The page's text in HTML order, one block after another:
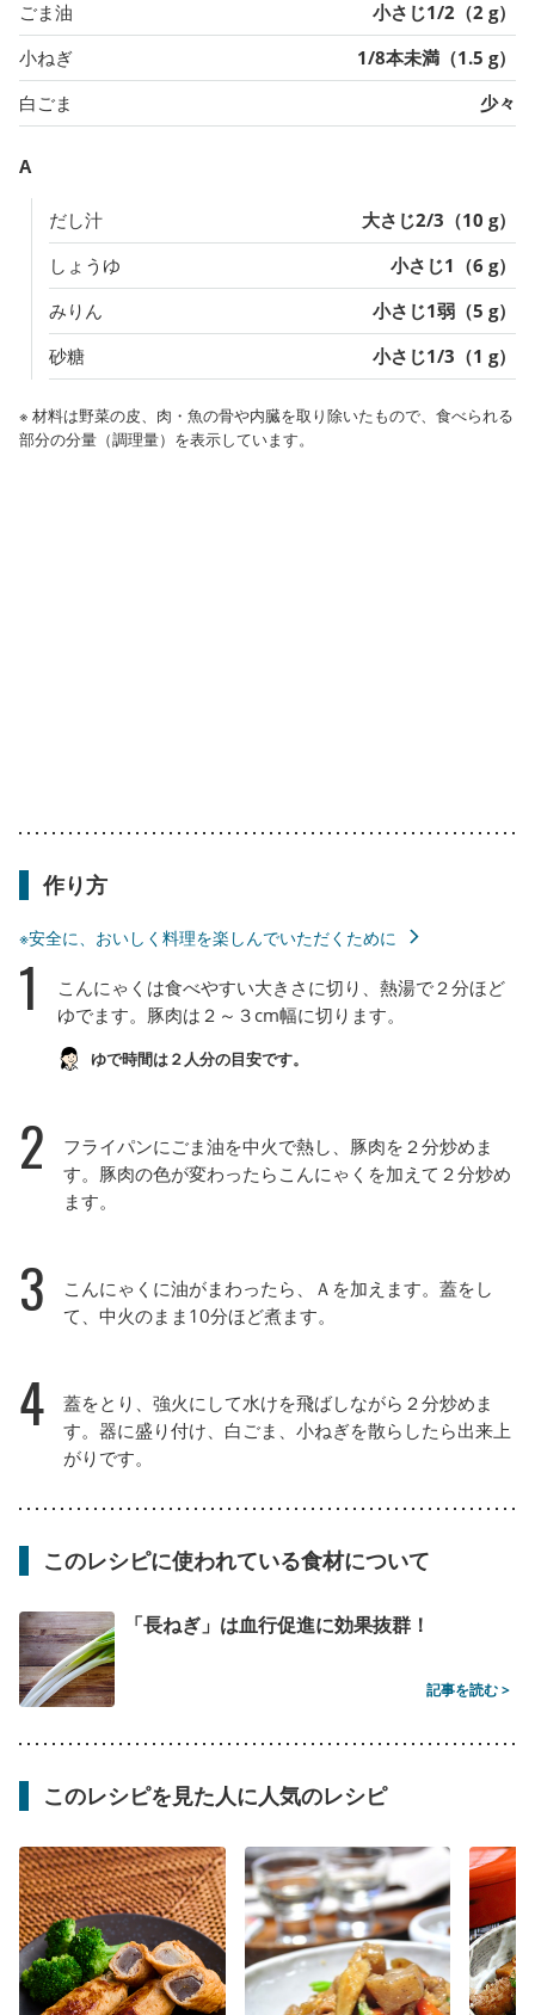
ごま油
小さじ1/2（2 g）
小ねぎ
1/8本未満（1.5 g）
白ごま
少々
A
だし汁
大さじ2/3（10 g）
しょうゆ
小さじ1（6 g）
みりん
小さじ1弱（5 g）
砂糖
小さじ1/3（1 g）
※ 材料は野菜の皮、肉・魚の骨や内臓を取り除いたもので、食べられる
部分の分量（調理量）を表示しています。
作り方
※安全に、おいしく料理を楽しんでいただくために
1
こんにゃくは食べやすい大きさに切り、熱湯で２分ほど
ゆでます。豚肉は２～３cm幅に切ります。
ゆで時間は２人分の目安です。
2
フライパンにごま油を中火で熱し、豚肉を２分炒めま
す。豚肉の色が変わったらこんにゃくを加えて２分炒め
ます。
3
こんにゃくに油がまわったら、Ａを加えます。蓋をし
て、中火のまま10分ほど煮ます。
4
蓋をとり、強火にして水けを飛ばしながら２分炒めま
す。器に盛り付け、白ごま、小ねぎを散らしたら出来上
がりです。
このレシピに使われている食材について
「長ねぎ」は血行促進に効果抜群！
記事を読む >
このレシピを見た人に人気のレシピ